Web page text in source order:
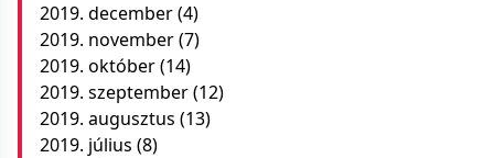
2019. december(4)
2019. november(7)
2019. október(14)
2019. szeptember(12)
2019. augusztus (13)
2019. július (8)